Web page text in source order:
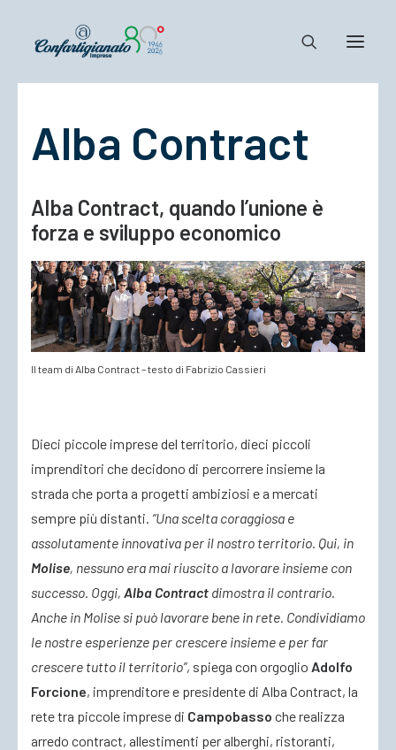
Notizie e Documenti
Confartigianato
Il Sistema
Cosa Facciamo
Associarsi
ACCEDI
Alba Contract
Alba Contract, quando l’unione è
forza e sviluppo economico
Il team di Alba Contract – testo di Fabrizio Cassieri
Dieci piccole imprese del territorio, dieci piccoli
imprenditori che decidono di percorrere insieme la
strada che porta a progetti ambiziosi e a mercati
sempre più distanti. “Una scelta coraggiosa e
assolutamente innovativa per il nostro territorio. Qui, in
Molise, nessuno era mai riuscito a lavorare insieme con
successo. Oggi, Alba Contract dimostra il contrario.
Anche in Molise si può lavorare bene in rete. Condividiamo
le nostre esperienze per crescere insieme e per far
crescere tutto il territorio”, spiega con orgoglio Adolfo
Forcione, imprenditore e presidente di Alba Contract, la
rete tra piccole imprese di Campobasso che realizza
arredo contract, allestimenti per alberghi, ristoranti,